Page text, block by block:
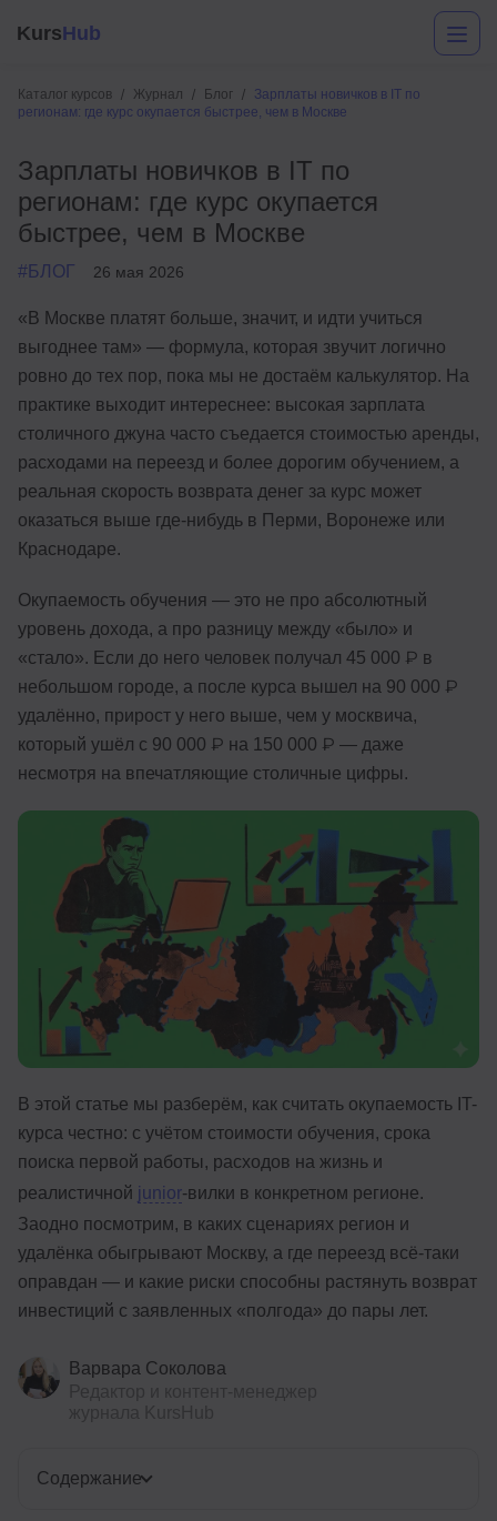
KursHub
Каталог курсов Журнал Блог
Зарплаты новичков в IT по
регионам: где курс окупается быстрее, чем в Москве
Зарплаты новичков в IT по
регионам: где курс окупается
быстрее, чем в Москве
#БЛОГ 26 мая 2026
«В Москве платят больше, значит, и идти учиться
выгоднее там» — формула, которая звучит логично
ровно до тех пор, пока мы не достаём калькулятор. На
практике выходит интереснее: высокая зарплата
столичного джуна часто съедается стоимостью аренды,
расходами на переезд и более дорогим обучением, а
реальная скорость возврата денег за курс может
оказаться выше где-нибудь в Перми, Воронеже или
Краснодаре.
Окупаемость обучения — это не про абсолютный
уровень дохода, а про разницу между «было» и
«стало». Если до него человек получал 45 000 ₽ в
небольшом городе, а после курса вышел на 90 000 ₽
удалённо, прирост у него выше, чем у москвича,
который ушёл с 90 000 ₽ на 150 000 ₽ — даже
несмотря на впечатляющие столичные цифры.
В этой статье мы разберём, как считать окупаемость IT-
курса честно: с учётом стоимости обучения, срока
поиска первой работы, расходов на жизнь и
реалистичной junior-вилки в конкретном регионе.
Заодно посмотрим, в каких сценариях регион и
удалёнка обыгрывают Москву, а где переезд всё-таки
оправдан — и какие риски способны растянуть возврат
инвестиций с заявленных «полгода» до пары лет.
Варвара Соколова
Содержание
Маркетинг
Аналитика
Менеджмент
Иностранные языки
ДПО
Детям
Акции и промокоды
Рейтинг онлайн-школ